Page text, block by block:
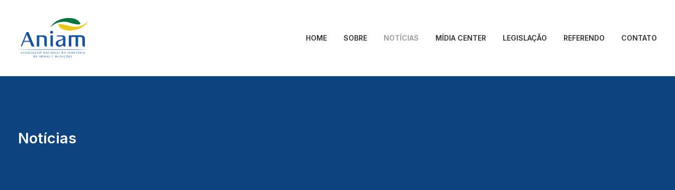
HOME SOBRE NOTÍCIAS MÍDIA CENTER LEGISLAÇÃO REFERENDO CONTATO
Notícias